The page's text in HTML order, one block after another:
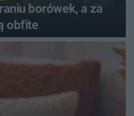
borówek, a za
obfite